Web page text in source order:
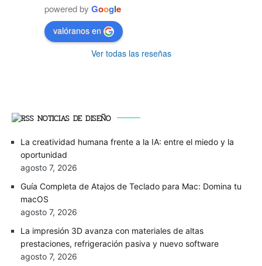
powered by Google
valóranos en
Ver todas las reseñas
NOTICIAS DE DISEÑO
La creatividad humana frente a la IA: entre el miedo y la
oportunidad
agosto 7, 2026
Guía Completa de Atajos de Teclado para Mac: Domina tu
macOS
agosto 7, 2026
La impresión 3D avanza con materiales de altas
prestaciones, refrigeración pasiva y nuevo software
agosto 7, 2026